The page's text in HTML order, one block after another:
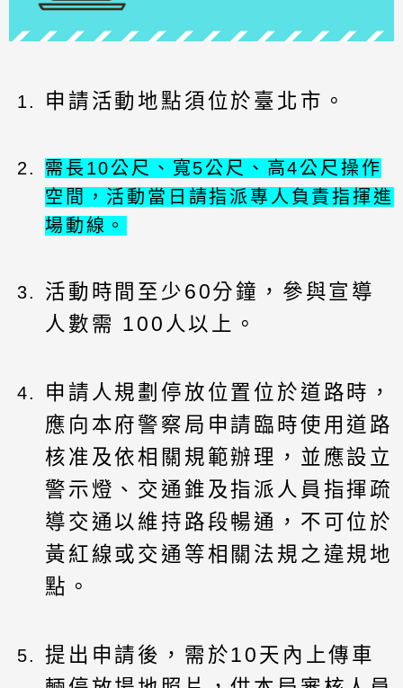
申請活動地點須位於臺北市。
需長10公尺、寬5公尺、高4公尺操作
空間，活動當日請指派專人負責指揮進
場動線。
活動時間至少60分鐘，參與宣導
人數需 100人以上。
申請人規劃停放位置位於道路時，
應向本府警察局申請臨時使用道路
核准及依相關規範辦理，並應設立
警示燈、交通錐及指派人員指揮疏
導交通以維持路段暢通，不可位於
黃紅線或交通等相關法規之違規地
點。
提出申請後，需於10天內上傳車